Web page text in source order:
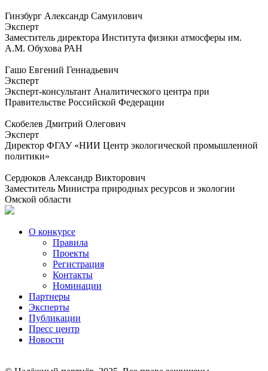
Гинзбург Александр Самуилович
Эксперт
Заместитель директора Института физики атмосферы им.
А.М. Обухова РАН
Гашо Евгений Геннадьевич
Эксперт
Эксперт-консультант Аналитического центра при
Правительстве Российской Федерации
Скобелев Дмитрий Олегович
Эксперт
Директор ФГАУ «НИИ Центр экологической промышленной
политики»
Сердюков Александр Викторович
Заместитель Министра природных ресурсов и экологии
Омской области
О конкурсе
Правила
Проекты
Регистрация
Контакты
Номинации
Партнеры
Эксперты
Публикации
Пресс центр
Новости